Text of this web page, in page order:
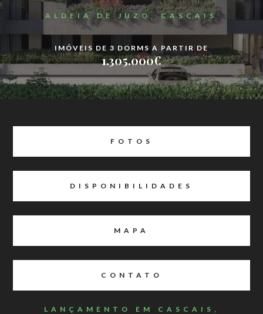
ALDEIA DE JUZO, CASCAIS
IMÓVEIS DE 3 DORMS A PARTIR DE
1.305.000€
FOTOS
DISPONIBILIDADES
MAPA
CONTATO
LANÇAMENTO EM CASCAIS,